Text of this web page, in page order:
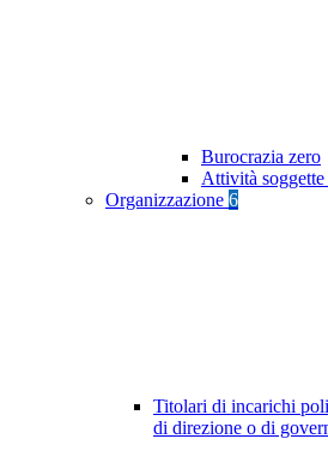
Burocrazia zero
Attività
Organizzazione 6
Titolari di incarichi
di direzione o di